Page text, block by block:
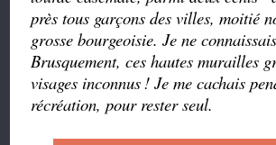
près tous garçons des villes, moitié
grosse bourgeoisie. Je ne
Brusquement, ces hautes murailles
visages inconnus! Je me cachais
récréation, pour rester seul.